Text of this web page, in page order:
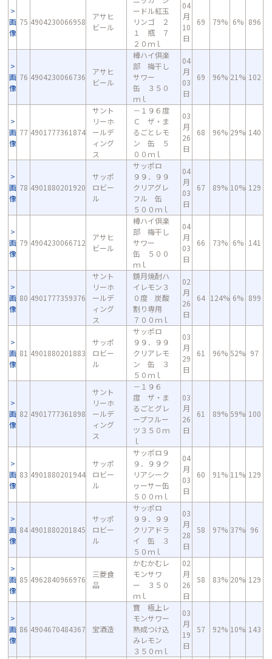
画
像
75 4904230066958
アサヒ
ビール
ードル紅玉
リンゴ ２
１ 瓶 ７
２０ｍｌ
04
月
10
日
69 79% 6% 896
画
像
76 4904230066736
アサヒ
ビール
樽ハイ倶楽
部 梅干し
サワー
缶 ３５０
ｍｌ
04
月
03
日
69 96% 21% 102
画
像
77 4901777361874
サント
リーホ
ールデ
ィング
ス
－１９６度
Ｃ ザ・ま
るごとレモ
ン 缶 ５
００ｍｌ
03
月
26
日
68 96% 29% 140
画
像
78 4901880201920
サッポ
ロビー
ル
サッポロ
９９．９９
クリアグレ
フル 缶
５００ｍｌ
04
月
03
日
67 89% 10% 129
画
像
79 4904230066712
アサヒ
ビール
樽ハイ倶楽
部 梅干し
サワー
缶 ５００
ｍｌ
04
月
03
日
66 73% 6% 141
画
像
80 4901777359376
サント
リーホ
ールデ
ィング
ス
鏡月焼酎ハ
イレモン３
０度 炭酸
割り専用
７００ｍｌ
02
月
26
日
64 124% 6% 899
画
像
81 4901880201883
サッポ
ロビー
ル
サッポロ
９９．９９
クリアレモ
ン 缶 ３
５０ｍｌ
03
月
29
日
61 96% 52% 97
画
像
82 4901777361898
サント
リーホ
ールデ
ィング
ス
－１９６
度 ザ・ま
るごとグレ
ープフルー
ツ３５０ｍ
ｌ
03
月
26
日
61 89% 59% 100
画
像
83 4901880201944
サッポ
ロビー
ル
サッポロ９
９．９９ク
リアシーク
ヮーサー缶
５００ｍｌ
04
月
03
日
60 91% 11% 129
画
像
84 4901880201845
サッポ
ロビー
ル
サッポロ
９９．９９
クリアドラ
イ 缶 ３
５０ｍｌ
03
月
28
日
58 97% 37% 96
画
像
85 4962840966976
三菱食
品
かむかむレ
モンサワ
ー ３５０
ｍｌ
02
月
26
日
58 83% 20% 129
画
像
86 4904670484367 宝酒造
寶 極上レ
モンサワー
熟成つけ込
みレモン
３５０ｍｌ
03
月
19
日
57 92% 10% 143